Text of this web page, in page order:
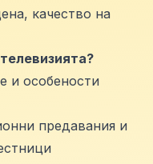
качество на
и особености
предавания и